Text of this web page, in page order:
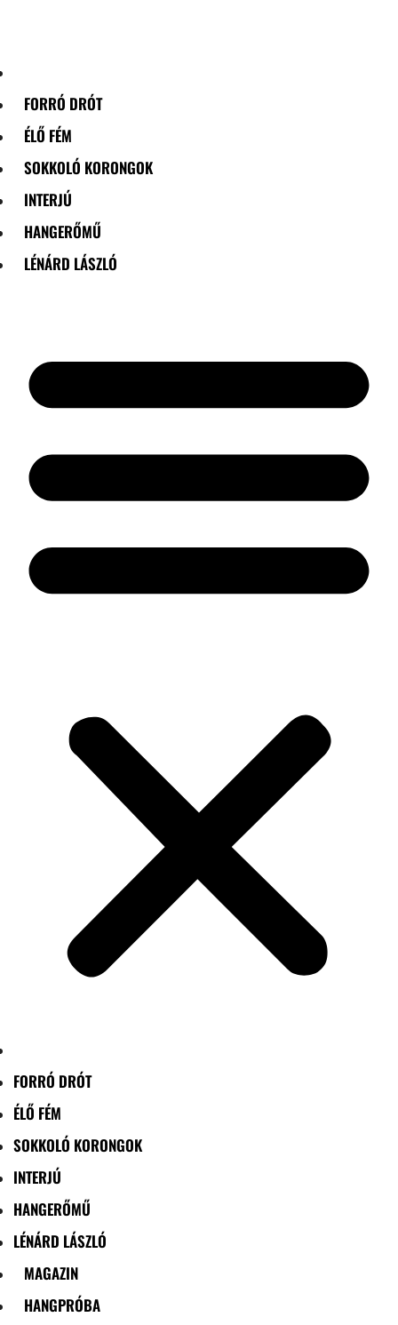
FORRÓ DRÓT
ÉLŐ FÉM
SOKKOLÓ KORONGOK
INTERJÚ
HANGERŐMŰ
LÉNÁRD LÁSZLÓ
FORRÓ DRÓT
ÉLŐ FÉM
SOKKOLÓ KORONGOK
INTERJÚ
HANGERŐMŰ
LÉNÁRD LÁSZLÓ
MAGAZIN
HANGPRÓBA